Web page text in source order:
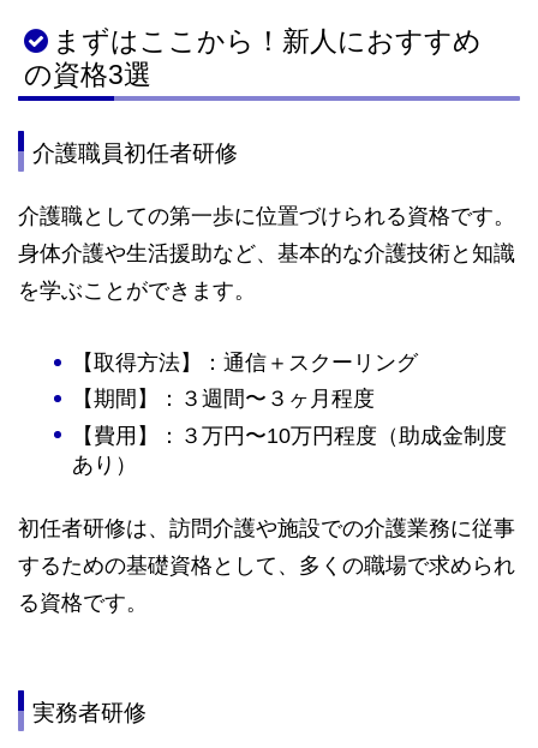
まずはここから！新人におすすめ
の資格3選
介護職員初任者研修
介護職としての第一歩に位置づけられる資格です。
身体介護や生活援助など、基本的な介護技術と知識
を学ぶことができます。
【取得方法】：通信＋スクーリング
【期間】：３週間〜３ヶ月程度
【費用】：３万円〜10万円程度（助成金制度
あり）
初任者研修は、訪問介護や施設での介護業務に従事
するための基礎資格として、多くの職場で求められ
る資格です。
実務者研修